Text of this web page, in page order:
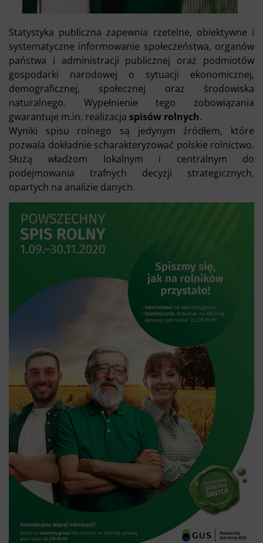
Statystyka publiczna zapewnia rzetelne, obiektywne i
systematyczne informowanie społeczeństwa, organów
państwa i administracji publicznej oraz podmiotów
gospodarki narodowej o sytuacji ekonomicznej,
demograficznej, społecznej oraz środowiska
naturalnego. Wypełnienie tego zobowiązania
gwarantuje m.in. realizacja spisów rolnych.
Wyniki spisu rolnego są jedynym źródłem, które
pozwala dokładnie scharakteryzować polskie rolnictwo.
Służą władzom lokalnym i centralnym do
podejmowania trafnych decyzji strategicznych,
opartych na analizie danych.